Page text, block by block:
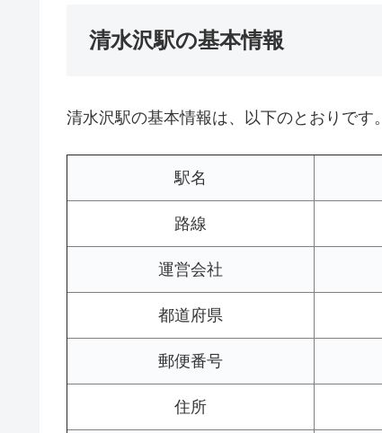
清水沢駅の基本情報
清水沢駅の基本情報は、以下のとおりです。
駅名
路線
運営会社
都道府県
郵便番号
住所